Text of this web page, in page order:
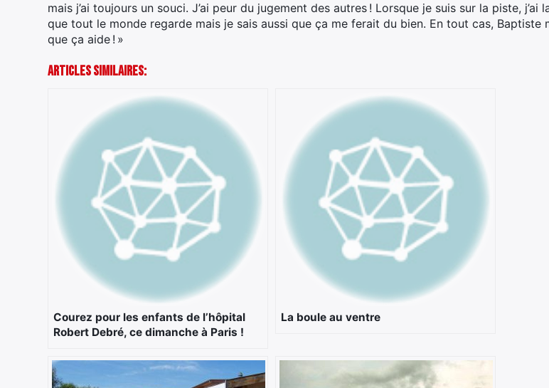
mais j’ai toujours un souci. J’ai peur du jugement des autres ! Lorsque je suis sur la piste, j’ai
que tout le monde regarde mais je sais aussi que ça me ferait du bien. En tout cas, Baptiste
que ça aide ! »
Articles Similaires:
Courez pour les enfants de l’hôpital
Robert Debré, ce dimanche à Paris !
La boule au ventre